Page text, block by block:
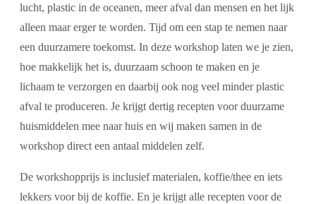
lucht, plastic in de oceanen, meer afval dan mensen en het lijk
alleen maar erger te worden. Tijd om een stap te nemen naar
een duurzamere toekomst. In deze workshop laten we je zien,
hoe makkelijk het is, duurzaam schoon te maken en je
lichaam te verzorgen en daarbij ook nog veel minder plastic
afval te produceren. Je krijgt dertig recepten voor duurzame
huismiddelen mee naar huis en wij maken samen in de
workshop direct een antaal middelen zelf.
De workshopprijs is inclusief materialen, koffie/thee en iets
lekkers voor bij de koffie. En je krijgt alle recepten voor de